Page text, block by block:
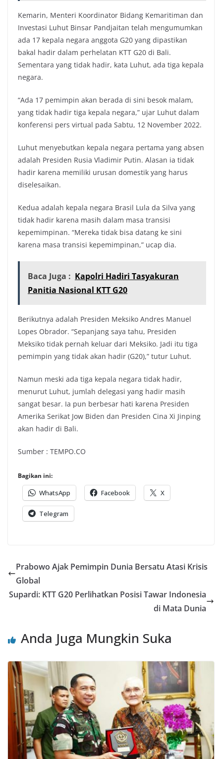
Kemarin, Menteri Koordinator Bidang Kemaritiman dan
Investasi Luhut Binsar Pandjaitan telah mengumumkan
ada 17 kepala negara anggota G20 yang dipastikan
bakal hadir dalam perhelatan KTT G20 di Bali.
Sementara yang tidak hadir, kata Luhut, ada tiga kepala
negara.
“Ada 17 pemimpin akan berada di sini besok malam,
yang tidak hadir tiga kepala negara,” ujar Luhut dalam
konferensi pers virtual pada Sabtu, 12 November 2022.
Luhut menyebutkan kepala negara pertama yang absen
adalah Presiden Rusia Vladimir Putin. Alasan ia tidak
hadir karena memiliki urusan domestik yang harus
diselesaikan.
Kedua adalah kepala negara Brasil Lula da Silva yang
tidak hadir karena masih dalam masa transisi
kepemimpinan. “Mereka tidak bisa datang ke sini
karena masa transisi kepemimpinan,” ucap dia.
Baca Juga : Kapolri Hadiri Tasyakuran
Panitia Nasional KTT G20
Berikutnya adalah Presiden Meksiko Andres Manuel
Lopes Obrador. “Sepanjang saya tahu, Presiden
Meksiko tidak pernah keluar dari Meksiko. Jadi itu tiga
pemimpin yang tidak akan hadir (G20),” tutur Luhut.
Namun meski ada tiga kepala negara tidak hadir,
menurut Luhut, jumlah delegasi yang hadir masih
sangat besar. Ia pun berbesar hati karena Presiden
Amerika Serikat Jow Biden dan Presiden Cina Xi Jinping
akan hadir di Bali.
Sumber : TEMPO.CO
Bagikan ini:
WhatsApp Facebook X
Telegram
Prabowo Ajak Pemimpin Dunia Bersatu Atasi Krisis
Global
Supardi: KTT G20 Perlihatkan Posisi Tawar Indonesia
di Mata Dunia
Anda Juga Mungkin Suka